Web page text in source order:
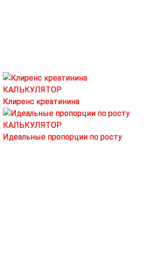
КАЛЬКУЛЯТОР
Клиренс креатинина
КАЛЬКУЛЯТОР
Идеальные пропорции по росту